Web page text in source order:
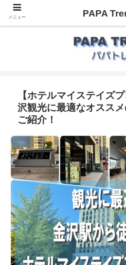
【ホテルマイステイズ
沢観光に最適なオスス
ご紹介！
メニュー PAPA